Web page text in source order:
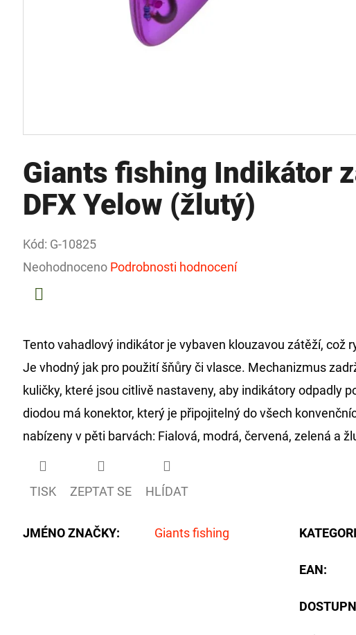
Giants fishing Indikátor
DFX Yelow (žlutý)
Kód: G-10825
Průměrné
hodnocení
Neohodnoceno Podrobnosti hodnocení
Tento vahadlový indikátor je vybaven klouzavou zátěží, což
Je vhodný jak pro použití šňůry či vlasce. Mechanizmus
kuličky, které jsou citlivě nastaveny, aby indikátory odpadly
diodou má konektor, který je připojitelný do všech
nabízeny v pěti barvách: Fialová, modrá, červená, zelená a
TISK ZEPTAT SE HLÍDAT
JMÉNO ZNAČKY: Giants fishing
EAN: